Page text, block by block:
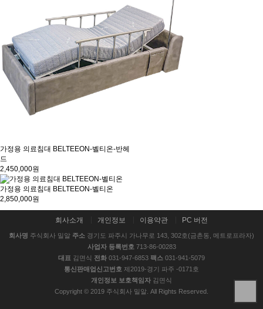
가정용 의료침대 BELTEEON-벨티온-반헤
드
2,450,000원
가정용 의료침대 BELTEEON-벨티온
2,850,000원
회사소개 개인정보 이용약관 PC 버전
회사명 주식회사 밀알 주소 경기도 파주시 가나무로 143, 302호(금촌동, 메트로프라자)
사업자 등록번호 713-86-00283
대표 김면식 전화 031-947-6853 팩스 031-941-5079
통신판매업신고번호 제2019-경기 파주 -0171호
개인정보 보호책임자 김면식
Copyright © 2019 주식회사 밀알. All Rights Reserved.